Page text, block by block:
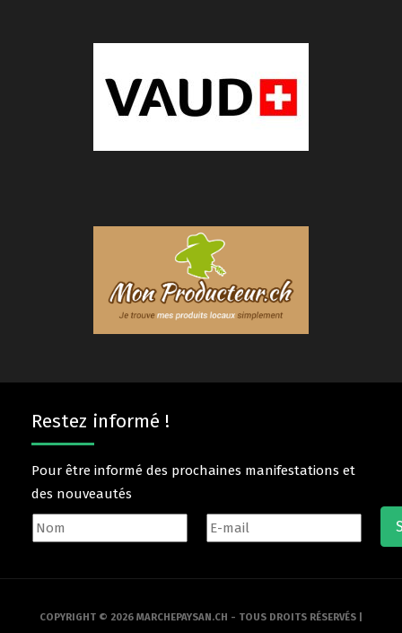
Restez informé !
Pour être informé des prochaines manifestations et
des nouveautés
COPYRIGHT © 2026 MARCHEPAYSAN.CH - TOUS DROITS RÉSERVÉS |